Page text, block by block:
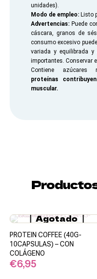
unidades).
Modo de empleo: Listo
Advertencias: Puede
cáscara, granos de
consumo excesivo
variada y equilibrada
importantes. Conservar
Contiene azúcares
proteínas
muscular.
Agotado
PROTEIN COFFEE (40G-
10CAPSULAS) – CON
COLÁGENO
€6,95
Salsas y
Cremas